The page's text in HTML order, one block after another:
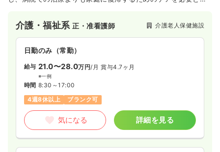
時間 8:30～17:30（休憩60分）
担当業務未経験可
その他 一般＋療養
日勤のみ（常勤）
ように支援しています♪
介護・福祉系正・准看護師 介護老人保健施設
日勤のみ（常勤）
給与 21.0〜28.0万円/月 賞与4.7ヶ月
※一例
時間 8:30～17:00
4週8休以上
ブランク可
気になる 詳細を見る